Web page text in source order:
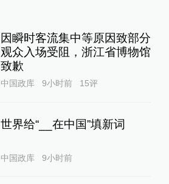
因瞬时客流集中等原因致部分
观众入场受阻，浙江省博物馆
致歉
中国政库 9小时前 15评
世界给“__在中国”填新词
中国政库 9小时前